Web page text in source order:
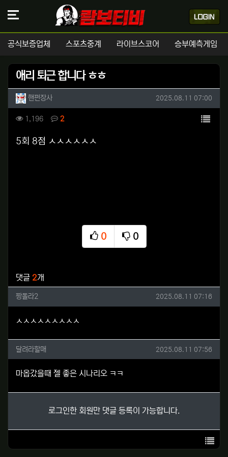
공식보증업체 스포츠중계 라이브스코어 승부예측게임
애리 퇴근 합니다 ㅎㅎ
작성자 정보
핸펀장사작성 작성일
2025.08.11 07:00
컨텐츠 정보
1,196조회 2댓글 목록
본문
5회 8점 ㅅㅅㅅㅅㅅㅅ
0
추천
0
비추천
댓글 2개
짱돌라2님의 댓글
짱돌라2 작성일
2025.08.11 07:16
ㅅㅅㅅㅅㅅㅅㅅㅅㅅ
달려라할매님의 댓글
달려라할매 작성일
2025.08.11 07:56
마옵갔을때 젤 좋은 시나리오 ㅋㅋ
로그인한 회원만 댓글 등록이 가능합니다.
목록